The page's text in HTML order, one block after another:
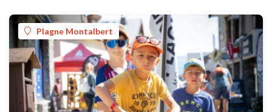
Plagne Montalbert